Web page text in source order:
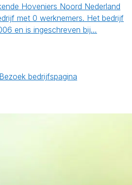
Hoveniers Noord Nederland
met 0 werknemers. Het bedrijf
en is ingeschreven bij…
Bezoek bedrijfspagina